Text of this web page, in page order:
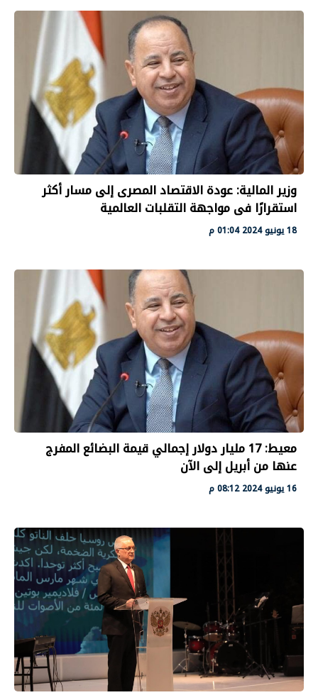
وزير المالية: عودة الاقتصاد المصرى إلى مسار أكثر
استقرارًا فى مواجهة التقلبات العالمية
18 يونيو 2024 01:04 م
معيط: 17 مليار دولار إجمالي قيمة البضائع المفرج
عنها من أبريل إلى الآن
16 يونيو 2024 08:12 م